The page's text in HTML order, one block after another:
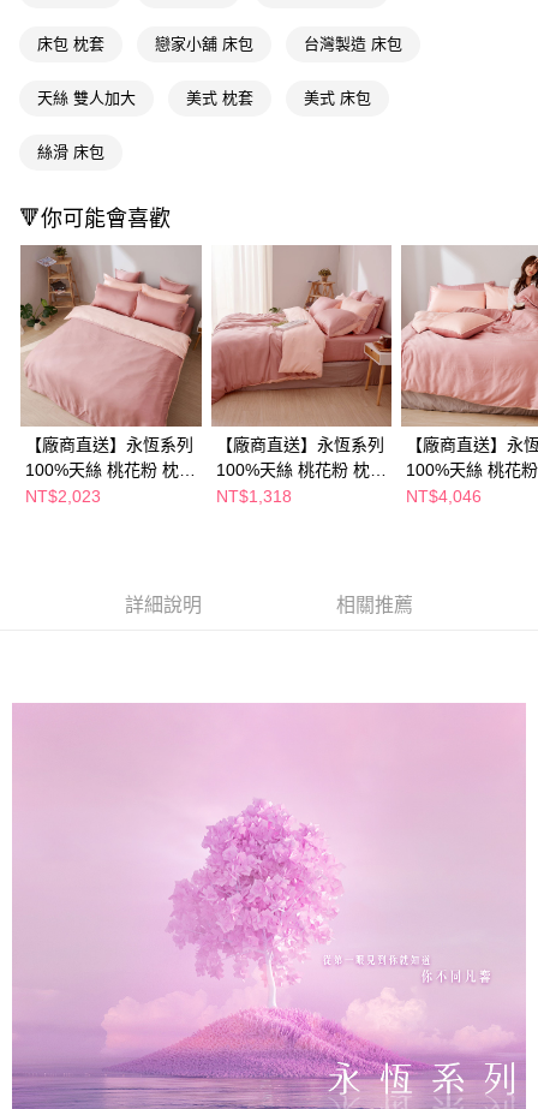
ATM／網路銀行／等多元方式進行付款，方視為交易完成。
購買商品的店家。未經商家同意取消之訂單仍視為有效，需透過AFTEE先享
是否繳費成功／繳費後需取消欲退款等相關疑問，請聯繫「AFTEE先享後付
【注意事項】
１．透過由恩沛科技股份有限公司提供之「AFTEE先享後付」服務完成之交
易，需依本服務之必要範圍內提供個人資料，並將交易相關給付款項請求債
權轉讓予恩沛科技股份有限公司。
２．關於個人資料處理事宜，請瀏覽以下網址：
https://aftee.tw/terms/#terms3
３．未成年的使用者請事先徵得法定代理人或監護人之同意方可使用
「AFTEE先享後付」，若未經同意申辦者引起之損失，本公司不負相關責
任。
４．使用「AFTEE先享後付」時，將依據個別帳號之用戶狀況，依本公司即
時審查核予不同之上限額度；若仍有額度不足之情形，本公司將視審查結果
請求用戶進行身份認證。
５．嚴禁一人註冊多個帳號或使用他人資訊註冊。若發現惡意使用之情形，
恩沛科技股份有限公司將有權停止該用戶之使用額度並採取法律行動。
床包 枕套 戀家小舖 床包 台灣製造 床包
天絲 雙人加大 美式 枕套 美式 床包
絲滑 床包
🔻你可能會喜歡
【廠商直送】永恆系列
100%天絲 桃花粉 枕套
床包組-特大
NT$2,023
【廠商直送】永恆系列
100%天絲 桃花粉 枕套
床包組-單人
NT$1,318
【廠商直送】永
100%天絲 桃花
被套床包組-加大
NT$4,046
詳細說明 相關推薦